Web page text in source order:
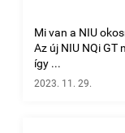
Mi van a NIU
Az új NIU NQi
így ...
2023. 11. 29.